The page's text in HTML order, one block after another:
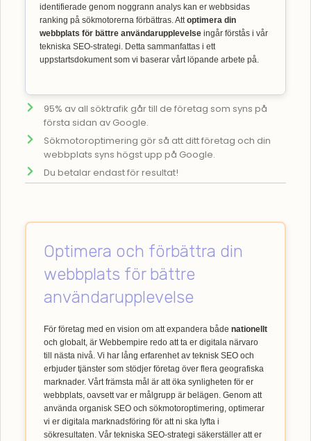
identifierade genom noggrann analys kan er webbsidas
ranking på sökmotorerna förbättras. Attoptimera din
webbplats för bättre användarupplevelse ingår förstås i vår
tekniska SEO-strategi. Detta sammanfattas i ett
uppstartsdokument som vi baserar vårt löpande arbete på.
95% av all söktrafik går till de företag som syns på
första sidan av Google.
Sökmotoroptimering gör så att ditt företag och din
webbplats syns högst upp på Google.
Du betalar endast för resultat!
Optimera och förbättra din
webbplats för bättre
användarupplevelse
För företag med en vision om att expandera både nationellt
och globalt, är Webbempire redo att ta er digitala närvaro
till nästa nivå. Vi har lång erfarenhet av teknisk SEO och
erbjuder tjänster som stödjer företag över flera geografiska
marknader. Vårt främsta mål är att öka synligheten för er
webbplats, oavsett var er målgrupp är belägen. Genom att
använda organisk SEO och sökmotoroptimering, optimerar
vi er digitala marknadsföring för att ni ska lyfta i
sökresultaten. Vår tekniska SEO-strategi säkerställer att er